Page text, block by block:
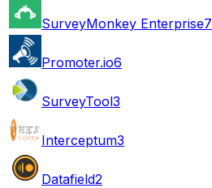
SurveyMonkey Enterprise7
Promoter.io6
SurveyTool3
Interceptum3
Datafield2